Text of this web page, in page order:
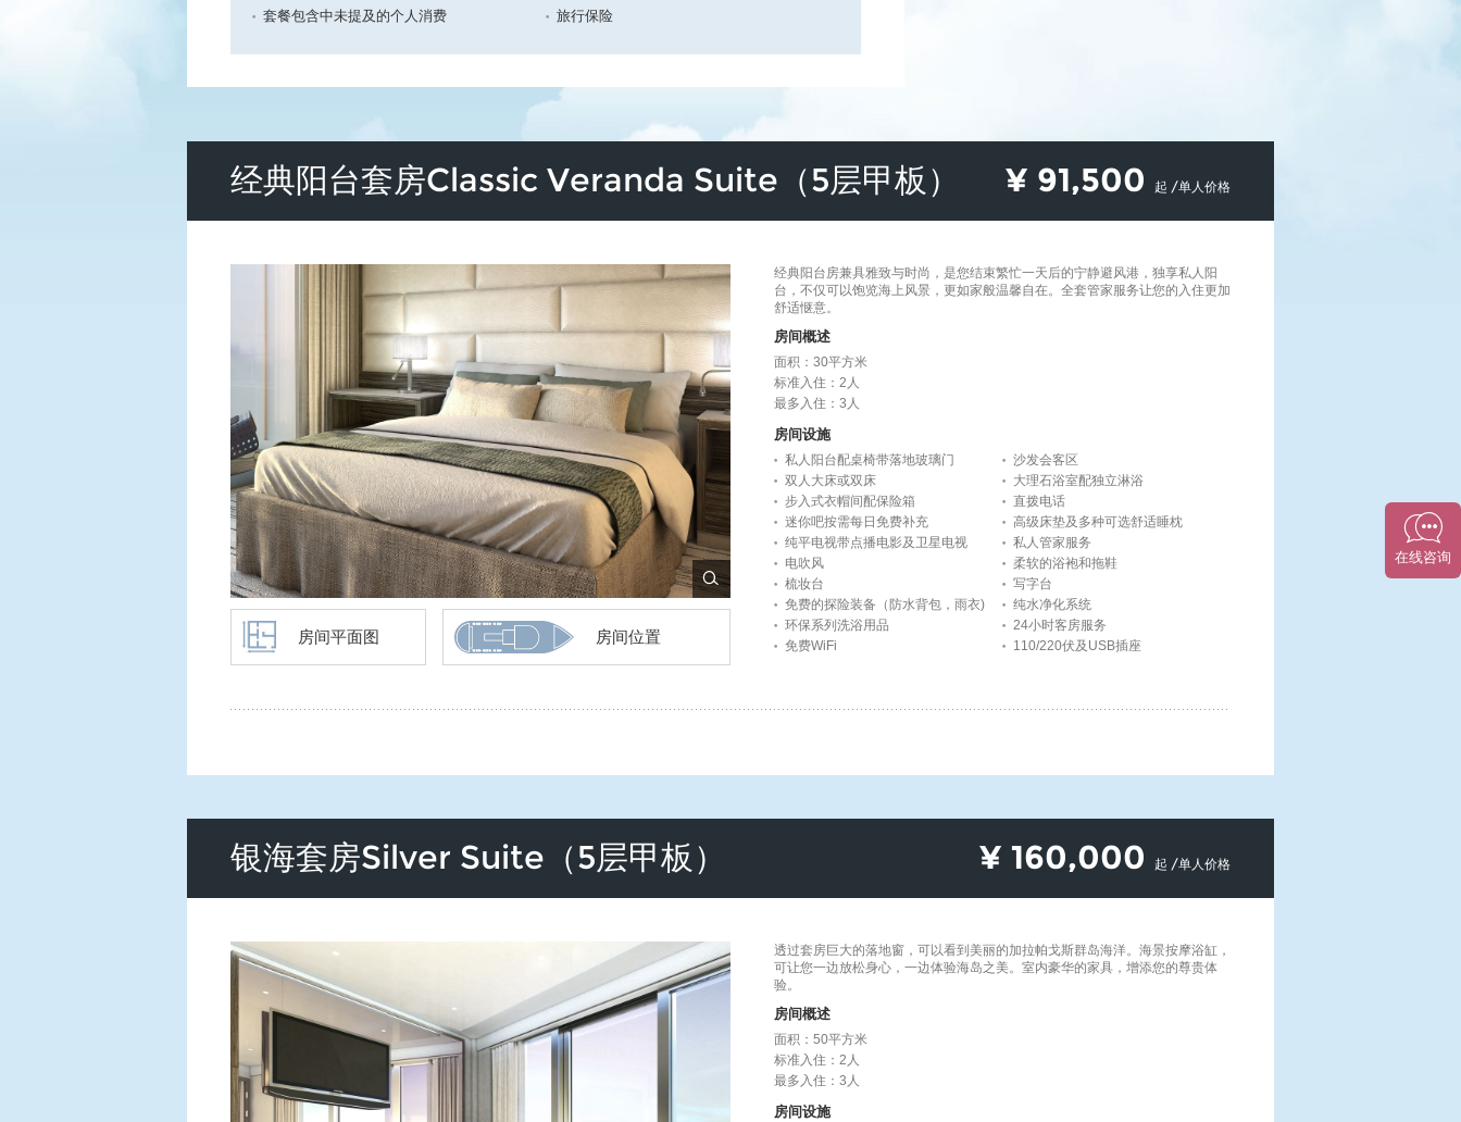
套餐包含中未提及的个人消费
旅行保险
经典阳台套房Classic Veranda Suite（5层甲板） ¥ 91,500 起 /单人价格
房间平面图 房间位置
经典阳台房兼具雅致与时尚，是您结束繁忙一天后的宁静避风港，独享私人阳
台，不仅可以饱览海上风景，更如家般温馨自在。全套管家服务让您的入住更加
舒适惬意。
房间概述
面积：30平方米
标准入住：2人
最多入住：3人
房间设施
私人阳台配桌椅带落地玻璃门
沙发会客区
双人大床或双床
大理石浴室配独立淋浴
步入式衣帽间配保险箱
直拨电话
迷你吧按需每日免费补充
高级床垫及多种可选舒适睡枕
纯平电视带点播电影及卫星电视
私人管家服务
电吹风
柔软的浴袍和拖鞋
梳妆台
写字台
免费的探险装备（防水背包，雨衣)
纯水净化系统
环保系列洗浴用品
24小时客房服务
免费WiFi
110/220伏及USB插座
银海套房Silver Suite（5层甲板） ¥ 160,000 起 /单人价格
透过套房巨大的落地窗，可以看到美丽的加拉帕戈斯群岛海洋。海景按摩浴缸，
可让您一边放松身心，一边体验海岛之美。室内豪华的家具，增添您的尊贵体
验。
房间概述
面积：50平方米
标准入住：2人
最多入住：3人
房间设施